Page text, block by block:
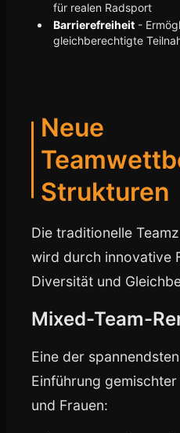
für realen Radsport
Barrierefreiheit -
gleichberechtigte
Neue
Strukturen
Die traditionelle
wird durch innovative
Diversität und
Mixed-Team-
Eine der
Einführung
und Frauen: